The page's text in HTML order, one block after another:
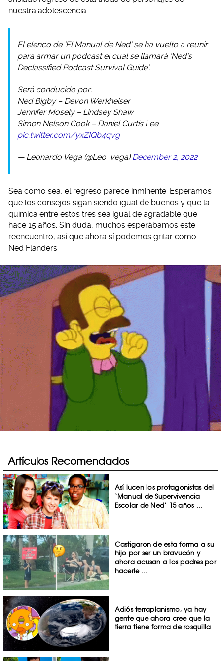
nuestra adolescencia.
El elenco de 'El Manual de Ned' se ha vuelto a reunir
para armar un podcast el cual se llamará 'Ned's
Declassified Podcast Survival Guide'.
Será conducido por:
Ned Bigby – Devon Werkheiser
Jennifer Mosely – Lindsey Shaw
Simon Nelson Cook – Daniel Curtis Lee
pic.twitter.com/yxZIQb4qvg
— Leonardo Vega (@Leo_vega)December 2, 2022
Sea como sea, el regreso parece inminente. Esperamos
que los consejos sigan siendo igual de buenos y que la
química entre estos tres sea igual de agradable que
hace 15 años. Sin duda, muchos esperábamos este
reencuentro, así que ahora sí podemos gritar como
Ned Flanders.
Artículos Recomendados
Así lucen los protagonistas del
‘Manual de Supervivencia
Escolar de Ned’ 15 años ...
Castigaron de esta forma a su
hijo por ser un bravucón y
ahora acusan a los padres por
hacerle ...
Adiós terraplanismo, ya hay
gente que ahora cree que la
tierra tiene forma de rosquilla